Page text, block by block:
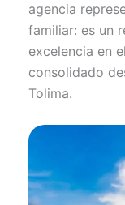
agencia
familiar: es un
excelencia en
consolidado
Tolima.